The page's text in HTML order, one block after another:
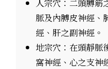
人宗穴：二頭膊筋
脈及內膊皮神經、
經、肝之副神經。
地宗穴：在頭靜脈
窩神經、心之支神